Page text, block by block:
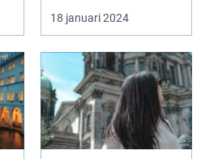
Frankrike är ett land
s...
18 januari 2024